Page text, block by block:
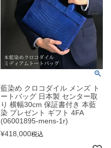
藍染め クロコダイル メンズ ト
ートバッグ 日本製 センター取
り 横幅30cm 保証書付き 本藍
染 プレゼント ギフト 4FA
(06001895-mens-1r)
¥418,000税込